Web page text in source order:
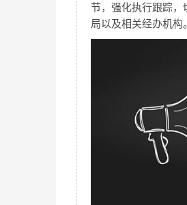
节，强化执行跟踪，
局以及相关经办机构